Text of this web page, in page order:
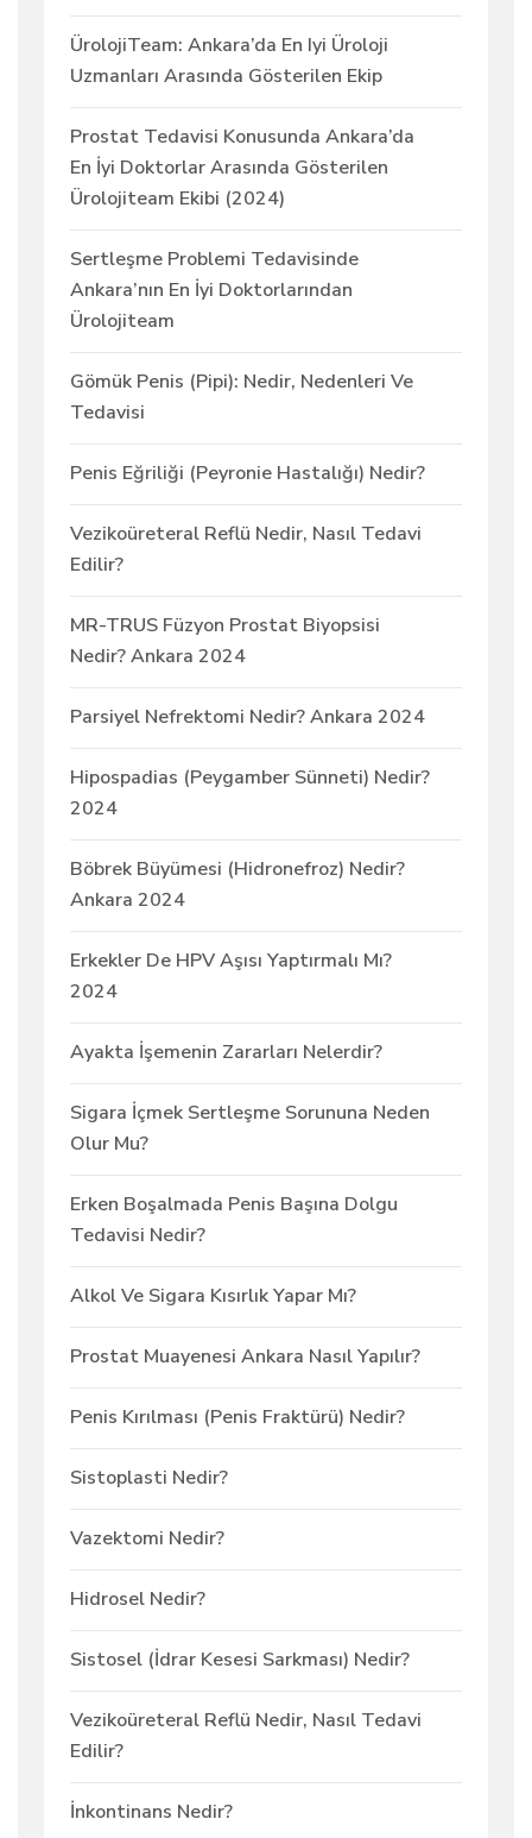
ÜrolojiTeam: Ankara’da En Iyi Üroloji
Uzmanları Arasında Gösterilen Ekip
Prostat Tedavisi Konusunda Ankara’da
En İyi Doktorlar Arasında Gösterilen
Ürolojiteam Ekibi (2024)
Sertleşme Problemi Tedavisinde
Ankara’nın En İyi Doktorlarından
Ürolojiteam
Gömük Penis (Pipi): Nedir, Nedenleri Ve
Tedavisi
Penis Eğriliği (Peyronie Hastalığı) Nedir?
Vezikoüreteral Reflü Nedir, Nasıl Tedavi
Edilir?
MR-TRUS Füzyon Prostat Biyopsisi
Nedir? Ankara 2024
Parsiyel Nefrektomi Nedir? Ankara 2024
Hipospadias (Peygamber Sünneti) Nedir?
2024
Böbrek Büyümesi (Hidronefroz) Nedir?
Ankara 2024
Erkekler De HPV Aşısı Yaptırmalı Mı?
2024
Ayakta İşemenin Zararları Nelerdir?
Sigara İçmek Sertleşme Sorununa Neden
Olur Mu?
Erken Boşalmada Penis Başına Dolgu
Tedavisi Nedir?
Alkol Ve Sigara Kısırlık Yapar Mı?
Prostat Muayenesi Ankara Nasıl Yapılır?
Penis Kırılması (Penis Fraktürü) Nedir?
Sistoplasti Nedir?
Vazektomi Nedir?
Hidrosel Nedir?
Sistosel (İdrar Kesesi Sarkması) Nedir?
Vezikoüreteral Reflü Nedir, Nasıl Tedavi
Edilir?
İnkontinans Nedir?